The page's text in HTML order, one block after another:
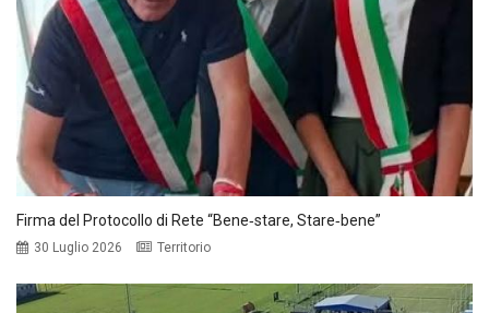
Firma del Protocollo di Rete “Bene‑stare, Stare‑bene”
30 Luglio 2026 Territorio